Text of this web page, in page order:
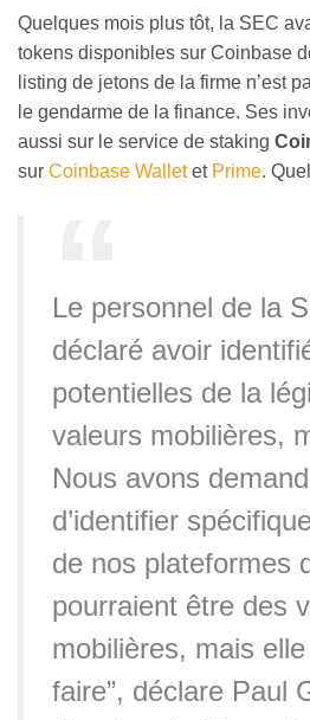
Quelques mois plus tôt, la SEC
tokens disponibles sur Coinbase
listing de jetons de la firme n’est
le gendarme de la finance. Ses
aussi sur le service de staking
sur Coinbase Walletet Prime.
Le personnel de la
déclaré avoir
potentielles de la
valeurs mobilières,
Nous avons
d’identifier
de nos plateformes
pourraient être des
mobilières, mais
faire”, déclare Paul